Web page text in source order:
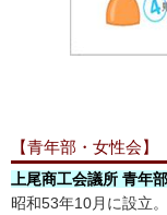
【青年部・女性会】
上尾商工会議所 青年部
昭和53年10月に設立